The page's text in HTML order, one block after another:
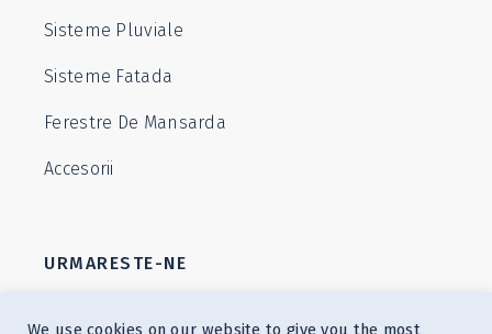
Sisteme Pluviale
Sisteme Fatada
Ferestre De Mansarda
Accesorii
URMARESTE-NE
We use cookies on our website to give you the most